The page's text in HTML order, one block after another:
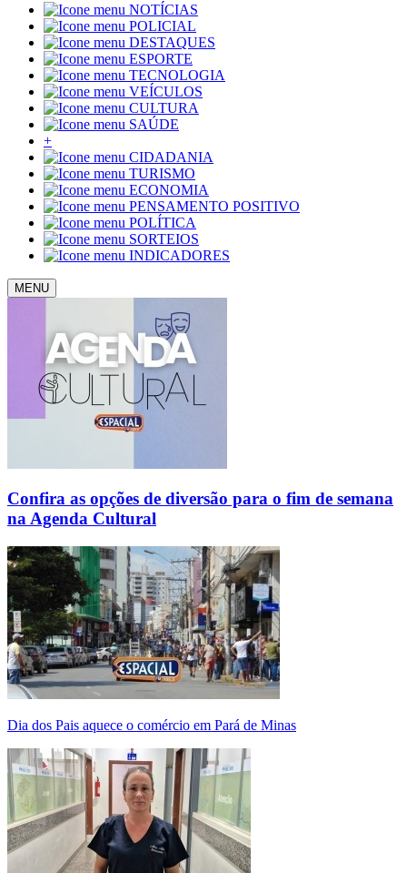
NOTÍCIAS
POLICIAL
DESTAQUES
ESPORTE
TECNOLOGIA
VEÍCULOS
CULTURA
SAÚDE
+
CIDADANIA
TURISMO
ECONOMIA
PENSAMENTO POSITIVO
POLÍTICA
SORTEIOS
INDICADORES
MENU
Confira as opções de diversão para o fim de semana
na Agenda Cultural
Dia dos Pais aquece o comércio em Pará de Minas